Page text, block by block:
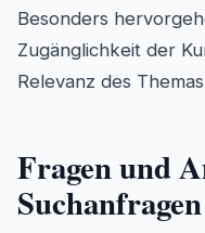
Besonders
Zugänglichkeit der
Relevanz des
Fragen und